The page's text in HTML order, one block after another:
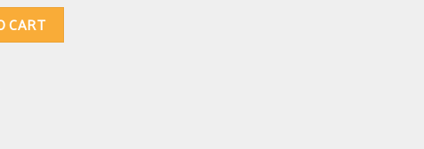
13 ) - za kosu koja je dosta suva i koja je normalne gustine ili je gusta, bez
CART